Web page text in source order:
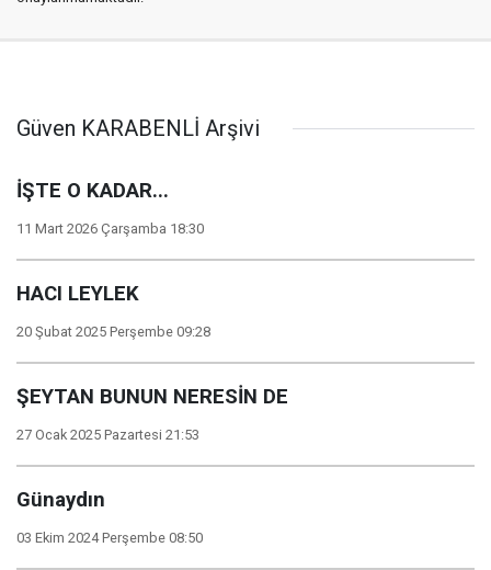
Güven KARABENLİ Arşivi
İŞTE O KADAR...
11 Mart 2026 Çarşamba 18:30
HACI LEYLEK
20 Şubat 2025 Perşembe 09:28
ŞEYTAN BUNUN NERESİN DE
27 Ocak 2025 Pazartesi 21:53
Günaydın
03 Ekim 2024 Perşembe 08:50